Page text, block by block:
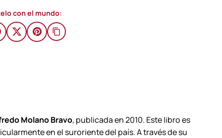
con el mundo:
Molano Bravo, publicada en 2010. Este libro es
en el suroriente del país. A través de su